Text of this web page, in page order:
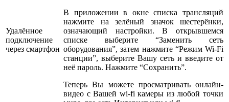
Удалённое
подключение
через смартфон
В приложении в окне списка трансляций
нажмите на зелёный значок шестерёнки,
означающий настройки. В открывшемся
списке выберите “Заменить сеть
оборудования”, затем нажмите “Режим Wi-Fi
станции”, выберите Вашу сеть и введите от
неё пароль. Нажмите “Сохранить”.
Теперь Вы можете просматривать онлайн-
видео с Вашей wi-fi камеры из любой точки